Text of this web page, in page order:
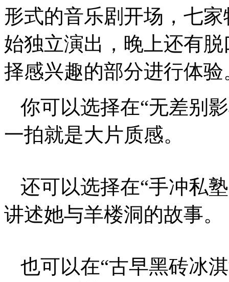
形式的音乐剧开场，七
始独立演出，晚上还有
择感兴趣的部分进行体验
你可以选择在“无差别
一拍就是大片质感。
还可以选择在“手冲私
讲述她与羊楼洞的故事。
也可以在“古早黑砖冰